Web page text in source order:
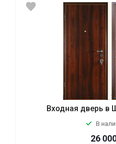
Входная дверь в
В
26